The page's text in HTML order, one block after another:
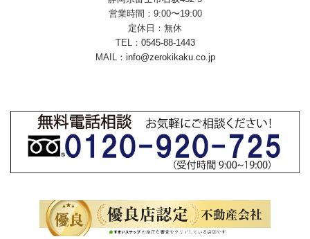
営業時間：9:00〜19:00
定休日：無休
TEL： 0545-88-1443
MAIL： info@zerokikaku.co.jp